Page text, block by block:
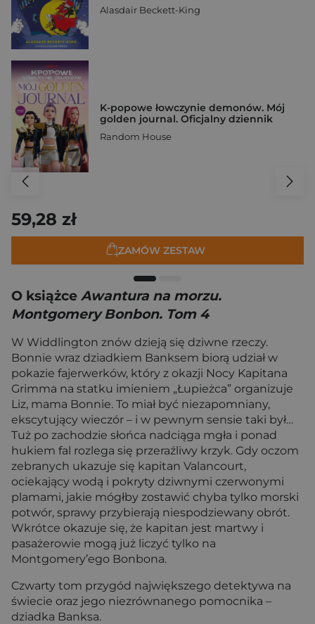
Alasdair Beckett-King
K-popowe łowczynie demonów. Mój
golden journal. Oficjalny dziennik
Random House
59,28 zł
ZAMÓW ZESTAW
O książce Awantura na morzu.
Montgomery Bonbon. Tom 4
W Widdlington znów dzieją się dziwne rzeczy.
Bonnie wraz dziadkiem Banksem biorą udział w
pokazie fajerwerków, który z okazji Nocy Kapitana
Grimma na statku imieniem „Łupieżca” organizuje
Liz, mama Bonnie. To miał być niezapomniany,
ekscytujący wieczór – i w pewnym sensie taki był…
Tuż po zachodzie słońca nadciąga mgła i ponad
hukiem fal rozlega się przeraźliwy krzyk. Gdy oczom
zebranych ukazuje się kapitan Valancourt,
ociekający wodą i pokryty dziwnymi czerwonymi
plamami, jakie mógłby zostawić chyba tylko morski
potwór, sprawy przybierają niespodziewany obrót.
Wkrótce okazuje się, że kapitan jest martwy i
pasażerowie mogą już liczyć tylko na
Montgomery’ego Bonbona.
Czwarty tom przygód największego detektywa na
świecie oraz jego niezrównanego pomocnika –
dziadka Banksa.